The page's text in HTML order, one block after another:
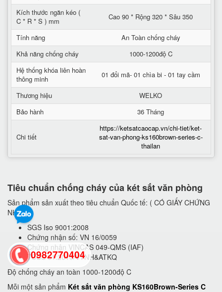
Kích thước ngăn kéo (
C * R * S ) mm
Cao 90 * Rộng 320 * Sâu 350
Tính năng
An Toàn chống cháy
Khả năng chống cháy
1000-1200độ C
Hệ thống khóa liên hoàn
thông minh
01 đổi mã- 01 chìa bi - 01 tay cầm
Thương hiệu
WELKO
Bảo hành
36 Tháng
Chi tiết
https://ketsatcaocap.vn/chi-tiet/ket-
sat-van-phong-ks160brown-series-c-
thailan
Tiêu chuẩn chống cháy của két sắt văn phòng
Sản phẩm sản xuất theo tiêu chuẩn Quốc tế: ( CÓ GIẤY CHỨNG
NHẬN)
SGS Iso 9001:2008
Chứng nhận số: VN 16/0059
Chứng nhận VINCAS 049-QMS (IAF)
TCCS 01:2010/VTNH&ATKQ
Độ chống cháy an toàn 1000-1200độ C
Mỗi một sản phẩm Két sắt văn phòng KS160Brown-Series C
0982770404
back